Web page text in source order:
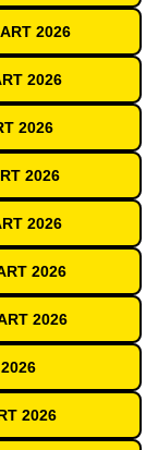
2026
2026
2026
2026
2026
2026
2026
2026